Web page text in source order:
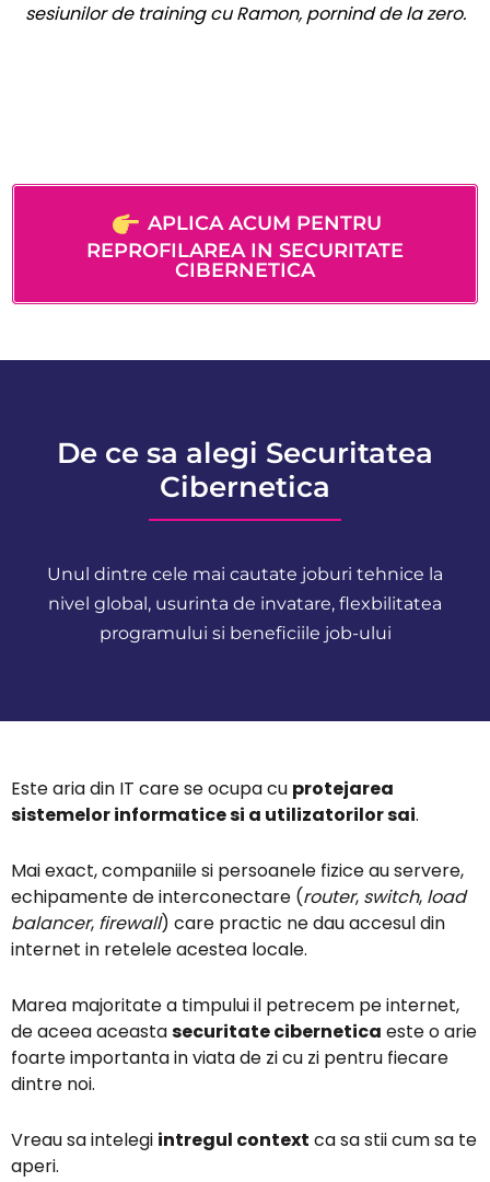
sesiunilor de training cu Ramon, pornind de la zero.
APLICA ACUM PENTRU
REPROFILAREA IN SECURITATE
CIBERNETICA
De ce sa alegi Securitatea
Cibernetica
Unul dintre cele mai cautate joburi tehnice la
nivel global, usurinta de invatare, flexbilitatea
programului si beneficiile job-ului
Este aria din IT care se ocupa cu protejarea
sistemelor informatice si a utilizatorilor sai.
Mai exact, companiile si persoanele fizice au servere,
echipamente de interconectare (router, switch, load
balancer, firewall) care practic ne dau accesul din
internet in retelele acestea locale.
Marea majoritate a timpului il petrecem pe internet,
de aceea aceastasecuritate cibernetica este o arie
foarte importanta in viata de zi cu zi pentru fiecare
dintre noi.
Vreau sa intelegi intregul context ca sa stii cum sa te
aperi.